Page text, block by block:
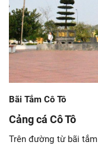
Bãi Tắm Cô Tô
Cảng cá Cô Tô
Trên đường từ bãi